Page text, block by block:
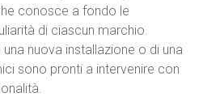
conosce a fondo le
di ciascun marchio.
nuova installazione o di una
sono pronti a intervenire con